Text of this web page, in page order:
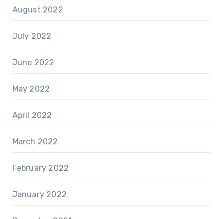
August 2022
July 2022
June 2022
May 2022
April 2022
March 2022
February 2022
January 2022